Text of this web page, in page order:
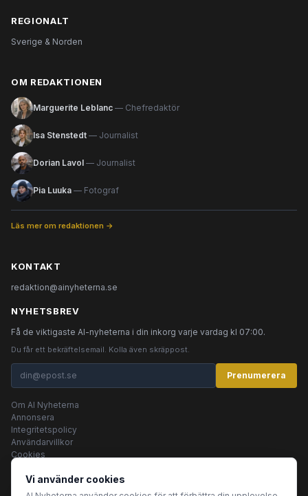
REGIONALT
Sverige & Norden
OM REDAKTIONEN
Marguerite Leblanc — Chefredaktör
Isa Stenstedt — Journalist
Dorian Lavol — Journalist
Pia Luuka — Fotograf
Läs mer om redaktionen →
KONTAKT
redaktion@ainyheterna.se
NYHETSBREV
Få de viktigaste AI-nyheterna i din inkorg varje vardag kl 07:00.
Du får ett bekräftelsemail. Kolla även skräppost.
Prenumerera
Om AI Nyheterna
Annonsera
Integritetspolicy
Användarvillkor
Cookies
Vi använder cookies